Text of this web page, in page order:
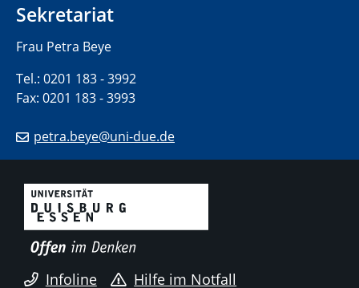
Sekretariat
Frau Petra Beye
Tel.: 0201 183 - 3992
Fax: 0201 183 - 3993
petra.beye@uni-due.de
Infoline Hilfe im Notfall